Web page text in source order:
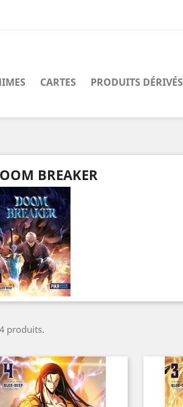
CARTES PRODUITS DÉRIVÉS
BREAKER
produits.